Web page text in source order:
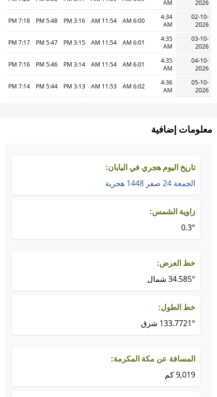
2026
AM
02-10-
2026
4:34
AM
6:00 AM
11:54 AM
3:16 PM
5:48 PM
7:18 PM
03-10-
2026
4:35
AM
6:01 AM
11:54 AM
3:15 PM
5:47 PM
7:17 PM
04-10-
2026
4:35
AM
6:01 AM
11:54 AM
3:14 PM
5:46 PM
7:16 PM
05-10-
2026
4:36
AM
6:02 AM
11:53 AM
3:13 PM
5:44 PM
7:14 PM
معلومات إضافية
تاريخ اليوم هجري في اليابان:
الجمعة 24 صفر 1448 هجرية
زاوية الشمس:
0.3°
خط العرض:
34.585° شمال
خط الطول:
133.7721° شرق
المسافة عن مكة المكرمة:
9,019 كم